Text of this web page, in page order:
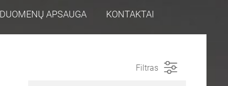
DUOMENŲ APSAUGA KONTAKTAI
Filtras